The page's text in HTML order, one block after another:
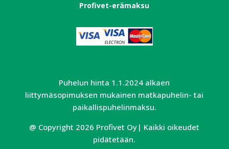
Profivet-erämaksu
Puhelun hinta 1.1.2024 alkaen
liittymäsopimuksen mukainen matkapuhelin- tai
paikallispuhelinmaksu.
@ Copyright 2026 Profivet Oy| Kaikki oikeudet
pidätetään.